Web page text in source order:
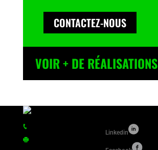
CONTACTEZ-NOUS
VOIR + DE RÉALISATIONS
Linkedin